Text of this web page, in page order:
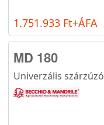
1.751.933 Ft+ÁFA
MD 180
Univerzális szárzúzó